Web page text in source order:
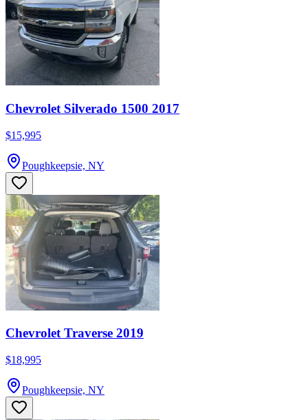
Chevrolet Silverado 1500 2017
$15,995
Poughkeepsie, NY
Chevrolet Traverse 2019
$18,995
Poughkeepsie, NY